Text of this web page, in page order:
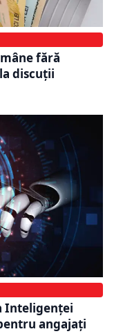
fără
discuții
Inteligenței
angajați